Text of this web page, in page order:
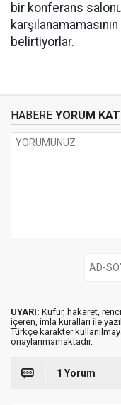
bir konferans
belirtiyorlar.
HABERE YORUM KAT
UYARI: Küfür, hakaret,
içeren, imla kuralları ile
Türkçe karakter
onaylanmamaktadır.
1 Yorum